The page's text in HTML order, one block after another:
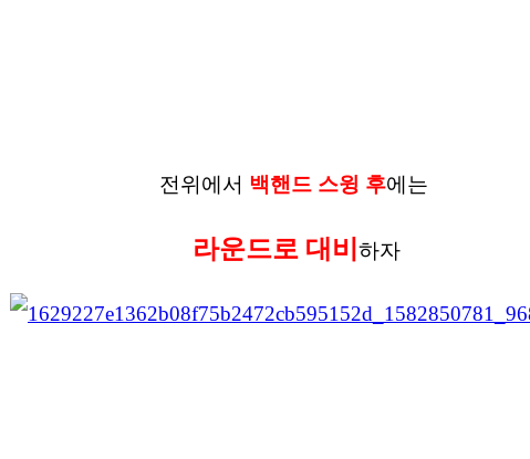
전위에서 백핸드 스윙 후에는
라운드로 대비 하자